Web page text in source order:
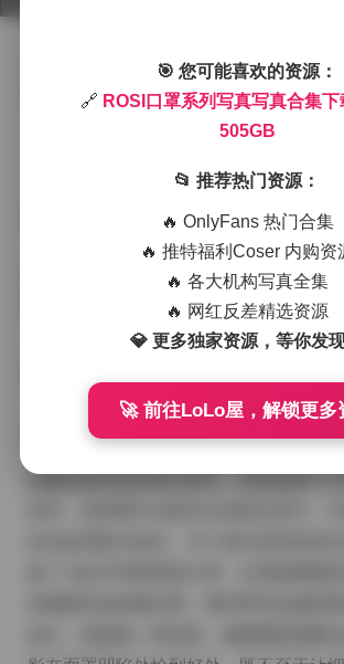
拿起相机对准ROS​I的口罩系列时，第一
质的微妙博弈。柔光箱洒下的光线在半
上产生细腻的高光，像是一层薄雾被阳
——口罩边缘随着面部微动而轻微起伏，
制又流动的韵律。
ROSI口罩系列写真写真合集下载5245套
拍摄现场布置得相当简约，背景选用了
🎯 您可能喜欢的资源：
🔗 ROSI口罩系列写真写真合集
505GB
📂 推荐热门资源：
🔥 OnlyFans 热门合集
🔥 推特福利Coser 内购资
🔥 各大机构写真全集
🔥 网红反差精选资源
💎 更多独家资源，等你发现
🚀 前往LoLo屋，解锁更多